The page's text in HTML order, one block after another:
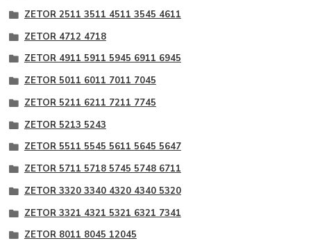
ZETOR 2511 3511 4511 3545 4611
ZETOR 4712 4718
ZETOR 4911 5911 5945 6911 6945
ZETOR 5011 6011 7011 7045
ZETOR 5211 6211 7211 7745
ZETOR 5213 5243
ZETOR 5511 5545 5611 5645 5647
ZETOR 5711 5718 5745 5748 6711
ZETOR 3320 3340 4320 4340 5320
ZETOR 3321 4321 5321 6321 7341
ZETOR 8011 8045 12045